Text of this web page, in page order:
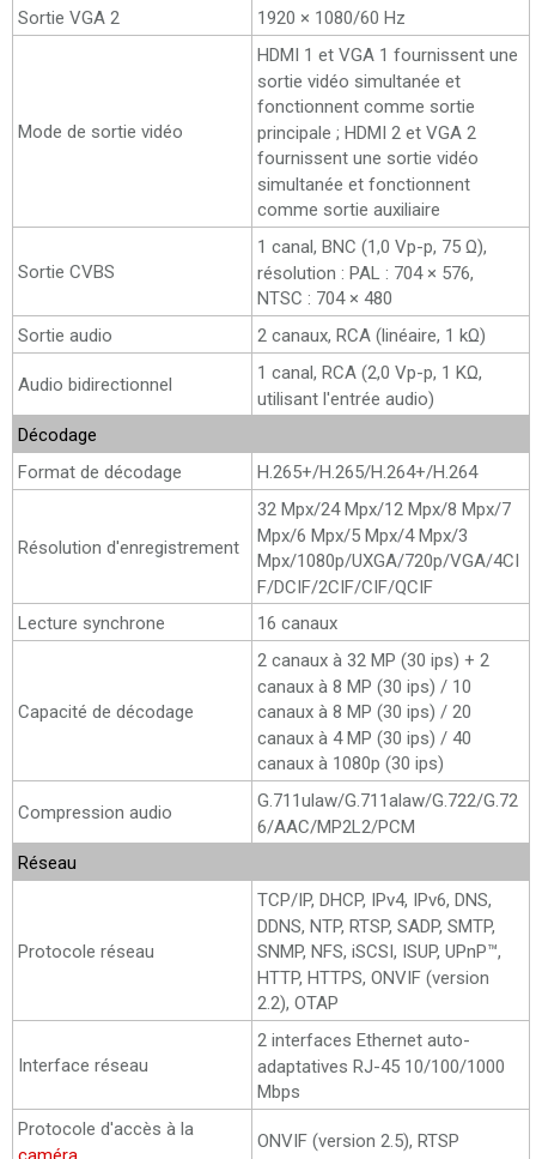
Sortie VGA 2
1920 × 1080/60 Hz
Mode de sortie vidéo
HDMI 1 et VGA 1 fournissent une
sortie vidéo simultanée et
fonctionnent comme sortie
principale ; HDMI 2 et VGA 2
fournissent une sortie vidéo
simultanée et fonctionnent
comme sortie auxiliaire
Sortie CVBS
1 canal, BNC (1,0 Vp-p, 75 Ω),
résolution : PAL : 704 × 576,
NTSC : 704 × 480
Sortie audio
2 canaux, RCA (linéaire, 1 kΩ)
Audio bidirectionnel
1 canal, RCA (2,0 Vp-p, 1 KΩ,
utilisant l'entrée audio)
Décodage
Format de décodage
H.265+/H.265/H.264+/H.264
Résolution d'enregistrement
32 Mpx/24 Mpx/12 Mpx/8 Mpx/7
Mpx/6 Mpx/5 Mpx/4 Mpx/3
Mpx/1080p/UXGA/720p/VGA/4CI
F/DCIF/2CIF/CIF/QCIF
Lecture synchrone
16 canaux
Capacité de décodage
2 canaux à 32 MP (30 ips) + 2
canaux à 8 MP (30 ips) / 10
canaux à 8 MP (30 ips) / 20
canaux à 4 MP (30 ips) / 40
canaux à 1080p (30 ips)
Compression audio
G.711ulaw/G.711alaw/G.722/G.72
6/AAC/MP2L2/PCM
Réseau
Protocole réseau
TCP/IP, DHCP, IPv4, IPv6, DNS,
DDNS, NTP, RTSP, SADP, SMTP,
SNMP, NFS, iSCSI, ISUP, UPnP™,
HTTP, HTTPS, ONVIF (version
2.2), OTAP
Interface réseau
2 interfaces Ethernet auto-
adaptatives RJ-45 10/100/1000
Mbps
Protocole d'accès à la
caméra
ONVIF (version 2.5), RTSP